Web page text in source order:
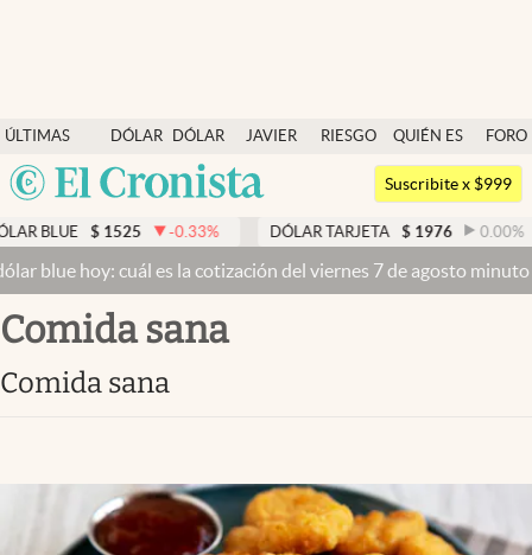
ÚLTIMAS
NOTICIAS
DÓLAR
DÓLAR
BLUE
JAVIER
RIESGO
QUIÉN ES
QUIÉN
FORO
Argentina
México
Dólar
Members
Economía y Política
Finanzas y Mercados
Mercados Online
Apertura
Infotechnology
Suscribite x $999
$ 1525 -0.33% DÓLAR TARJETA $ 1976 0.00%
cuál es la cotización del viernes 7 de agosto minuto a
comida sana
comida sana